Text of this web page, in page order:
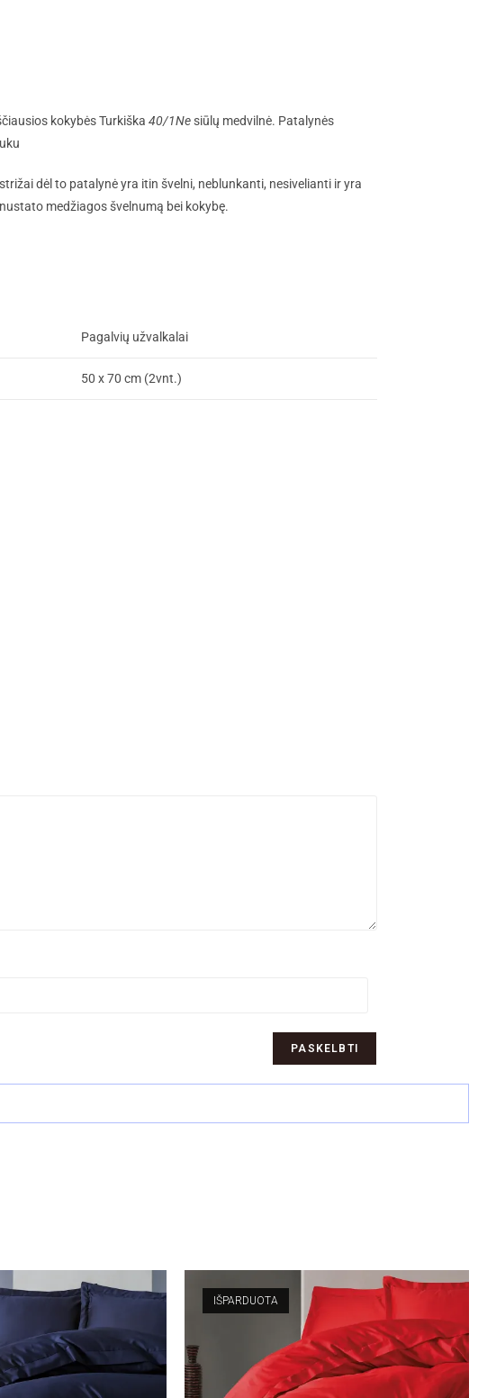
kokybės Turkiška 40/1Nesiūlų medvilnė. Patalynės
dėl to patalynė yra itin švelni, neblunkanti, nesivelianti ir yra
medžiagos švelnumą bei kokybę.
Pagalvių užvalkalai
50 x 70 cm (2vnt.)
IŠPARDUOTA